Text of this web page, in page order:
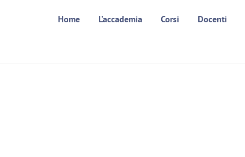
Home L’accademia Corsi Docenti